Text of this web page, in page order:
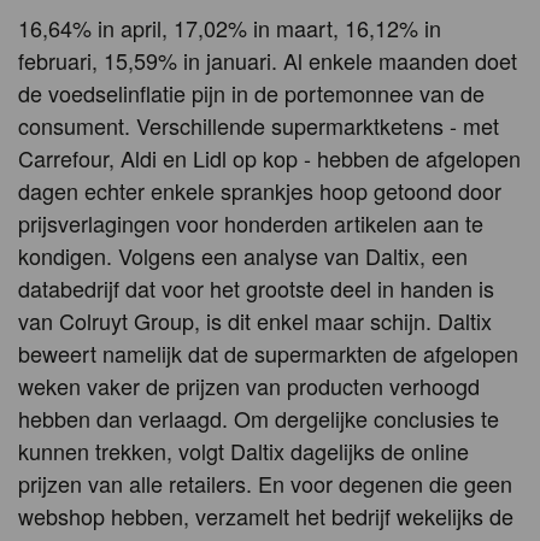
16,64% in april, 17,02% in maart, 16,12% in
februari, 15,59% in januari. Al enkele maanden doet
de voedselinflatie pijn in de portemonnee van de
consument. Verschillende supermarktketens - met
Carrefour, Aldi en Lidl op kop - hebben de afgelopen
dagen echter enkele sprankjes hoop getoond door
prijsverlagingen voor honderden artikelen aan te
kondigen. Volgens een analyse van Daltix, een
databedrijf dat voor het grootste deel in handen is
van Colruyt Group, is dit enkel maar schijn. Daltix
beweert namelijk dat de supermarkten de afgelopen
weken vaker de prijzen van producten verhoogd
hebben dan verlaagd. Om dergelijke conclusies te
kunnen trekken, volgt Daltix dagelijks de online
prijzen van alle retailers. En voor degenen die geen
webshop hebben, verzamelt het bedrijf wekelijks de